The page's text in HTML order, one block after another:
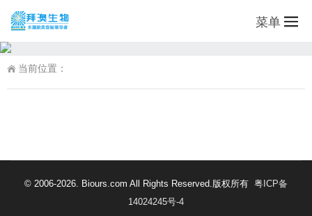
菜单
当前位置：
© 2006-2026. Biours.com All Rights Reserved.版权所有 粤ICP备
14024245号-4